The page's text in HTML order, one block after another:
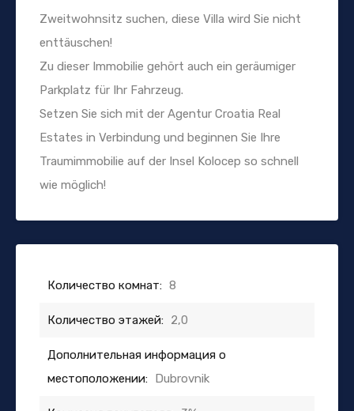
Zweitwohnsitz suchen, diese Villa wird Sie nicht
enttäuschen!
Zu dieser Immobilie gehört auch ein geräumiger
Parkplatz für Ihr Fahrzeug.
Setzen Sie sich mit der Agentur Croatia Real
Estates in Verbindung und beginnen Sie Ihre
Traumimmobilie auf der Insel Kolocep so schnell
wie möglich!
Количество комнат: 8
Количество этажей: 2,0
Дополнительная информация о
местоположении: Dubrovnik